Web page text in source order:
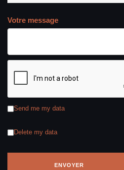
Votre message
Send me my data
Delete my data